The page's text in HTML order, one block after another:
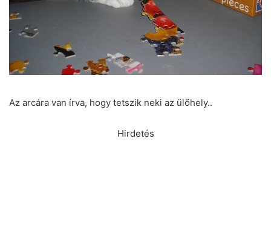
Az arcára van írva, hogy tetszik neki az ülőhely..
Hirdetés